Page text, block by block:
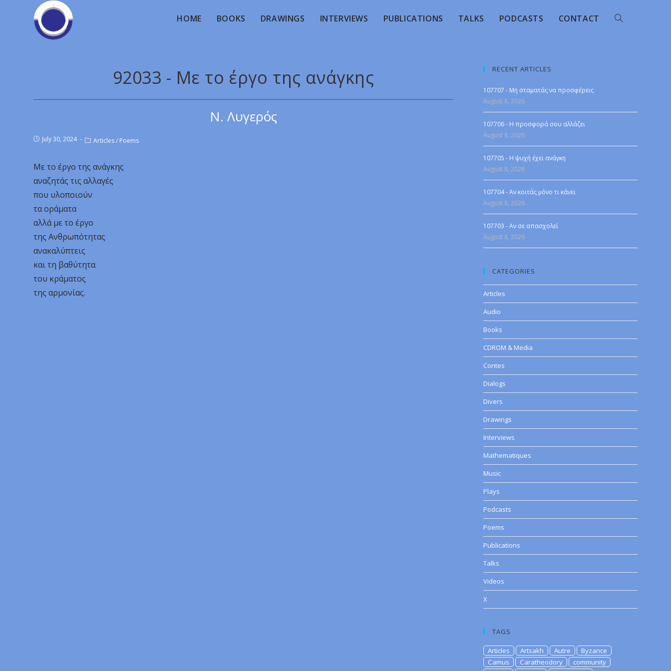
HOME BOOKS DRAWINGS INTERVIEWS PUBLICATIONS TALKS PODCASTS CONTACT
92033 - Με το έργο της ανάγκης
Ν. Λυγερός
July 30, 2024 Articles/ Poems
Με το έργο της ανάγκης
αναζητάς τις αλλαγές
που υλοποιούν
τα οράματα
αλλά με το έργο
της Ανθρωπότητας
ανακαλύπτεις
και τη βαθύτητα
του κράματος
της αρμονίας.
RECENT ARTICLES
107707 - Μη σταματάς να προσφέρεις
August 8, 2026
107706 - Η προσφορά σου αλλάζει
August 8, 2026
107705 - Η ψυχή έχει ανάγκη
August 8, 2026
107704 - Αν κοιτάς μόνο τι κάνει
August 8, 2026
107703 - Αν σε απασχολεί
August 8, 2026
CATEGORIES
Articles
Audio
Books
CDROM & Media
Contes
Dialogs
Divers
Drawings
Interviews
Mathematiques
Music
Plays
Podcasts
Poems
Publications
Talks
Videos
X
TAGS
Articles Artsakh Autre
Byzance
Camus
Caratheodory
community